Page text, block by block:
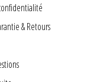
& Retours